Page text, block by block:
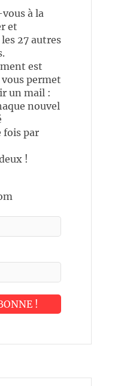
à la
et
27 autres
est
permet
un mail :
nouvel
fois par
!